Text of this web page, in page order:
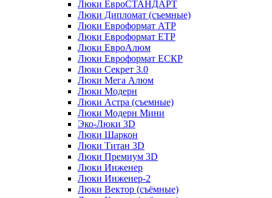
Люки ЕвроСТАНДАРТ
Люки Дипломат (съемные)
Люки Евроформат АТР
Люки Евроформат ЕТР
Люки ЕвроАлюм
Люки Евроформат ЕСКР
Люки Секрет 3.0
Люки Мега Алюм
Люки Модерн
Люки Астра (съемные)
Люки Модерн Мини
Эко-Люки 3D
Люки Шаркон
Люки Титан 3D
Люки Премиум 3D
Люки Инженер
Люки Инженер-2
Люки Вектор (съёмные)